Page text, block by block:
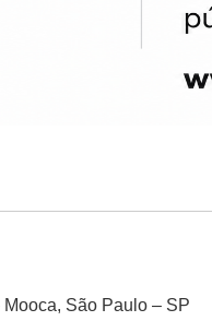
São Paulo – SP